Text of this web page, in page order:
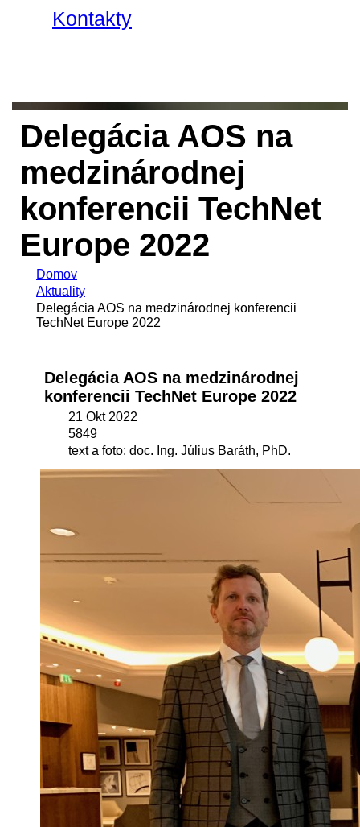
Kontakty
Delegácia AOS na
medzinárodnej
konferencii TechNet
Europe 2022
Domov
Aktuality
Delegácia AOS na medzinárodnej konferencii
TechNet Europe 2022
Delegácia AOS na medzinárodnej
konferencii TechNet Europe 2022
21 Okt 2022
5849
text a foto: doc. Ing. Július Baráth, PhD.